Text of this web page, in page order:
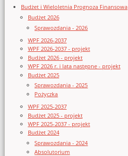
Budżet i Wieloletnia Prognoza Finansowa
Budżet 2026
Sprawozdania - 2026
WPF 2026-2037
WPF 2026-2037 - projekt
Budżet 2026 - projekt
WPF 2026 r. i lata następne - projekt
Budżet 2025
Sprawozdania - 2025
Pożyczka
WPF 2025-2037
Budżet 2025 - projekt
WPF 2025-2037 - projekt
Budżet 2024
Sprawozdania - 2024
Absolutorium